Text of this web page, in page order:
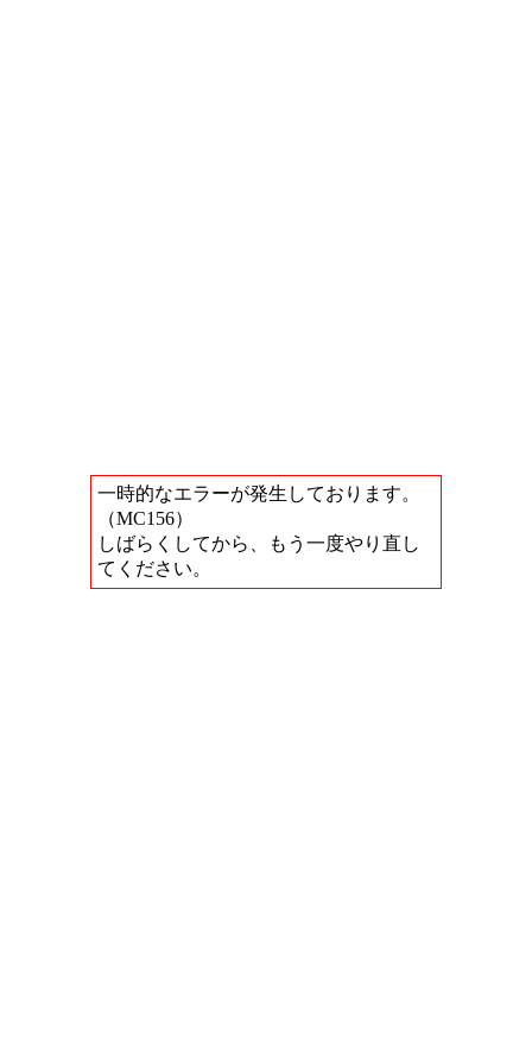
一時的なエラーが発生しております。
（MC156）
しばらくしてから、もう一度やり直し
てください。